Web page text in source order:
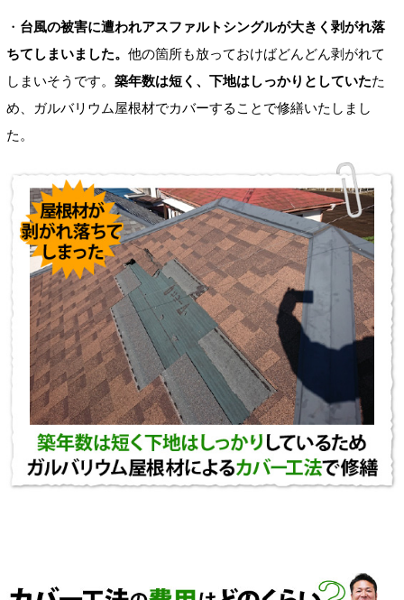
・ 台風の被害に遭われアスファルトシングルが大きく剥がれ落
ちてしまいました。 他の箇所も放っておけばどんどん剥がれて
しまいそうです。 築年数は短く、下地はしっかりとしていたた
め、ガルバリウム屋根材でカバーすることで修繕いたしまし
た。